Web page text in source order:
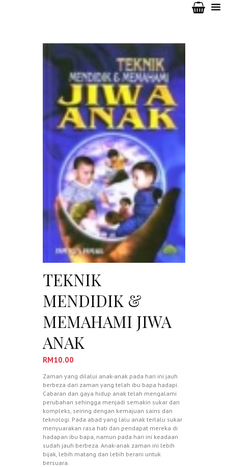
TEKNIK
MENDIDIK &
MEMAHAMI JIWA
ANAK
RM10.00
Zaman yang dilalui anak-anak pada hari ini jauh
berbeza dari zaman yang telah ibu bapa hadapi.
Cabaran dan gaya hidup anak telah mengalami
perubahan sehingga menjadi semakin sukar dan
kompleks, seiring dengan kemajuan sains dan
teknologi. Pada abad yang lalu anak terlalu sukar
menyuarakan rasa hati dan pendapat mereka di
hadapan ibu bapa, namun pada hari ini keadaan
sudah jauh berbeza. Anak-anak zaman ini lebih
bijak, lebih matang dan lebih berani untuk
bersuara.